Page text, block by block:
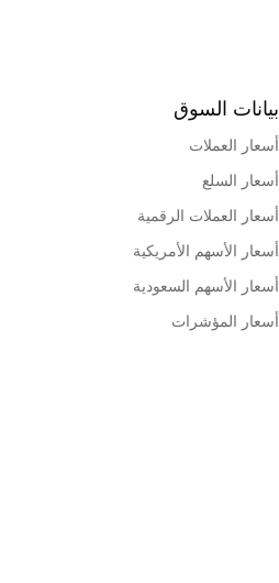
بيانات السوق
أسعار العملات
أسعار السلع
أسعار العملات الرقمية
أسعار الأسهم الأمريكية
أسعار الأسهم السعودية
أسعار المؤشرات